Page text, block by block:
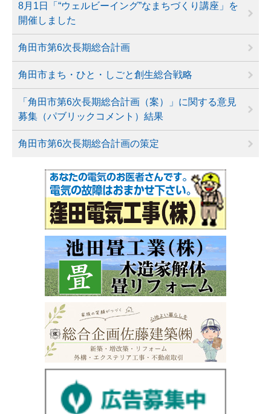
8月1日「“ウェルビーイング”なまちづくり講座」を
開催しました
角田市第6次長期総合計画
角田市まち・ひと・しごと創生総合戦略
「角田市第6次長期総合計画（案）」に関する意見
募集（パブリックコメント）結果
角田市第6次長期総合計画の策定